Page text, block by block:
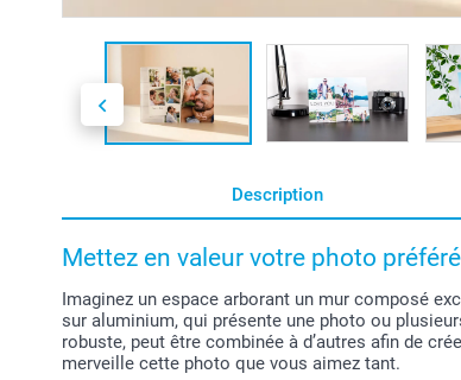
Description
Mettez en valeur votre photo
Imaginez un espace arborant un mur composé
sur aluminium, qui présente une photo ou
robuste, peut être combinée à d’autres afin de
merveille cette photo que vous aimez tant.